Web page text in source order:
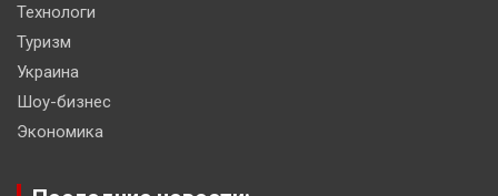
Технологи
Туризм
Украина
Шоу-бизнес
Экономика